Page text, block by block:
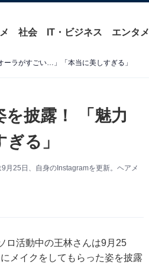
社会 IT・ビジネス エンタメ
ーラがすごい…」「本当に美しすぎる」
披露！ 「魅力
る」
月25日、自身のInstagramを更新。ヘアメ
ロ活動中の王林さんは9月25
メイクをしてもらった姿を披露